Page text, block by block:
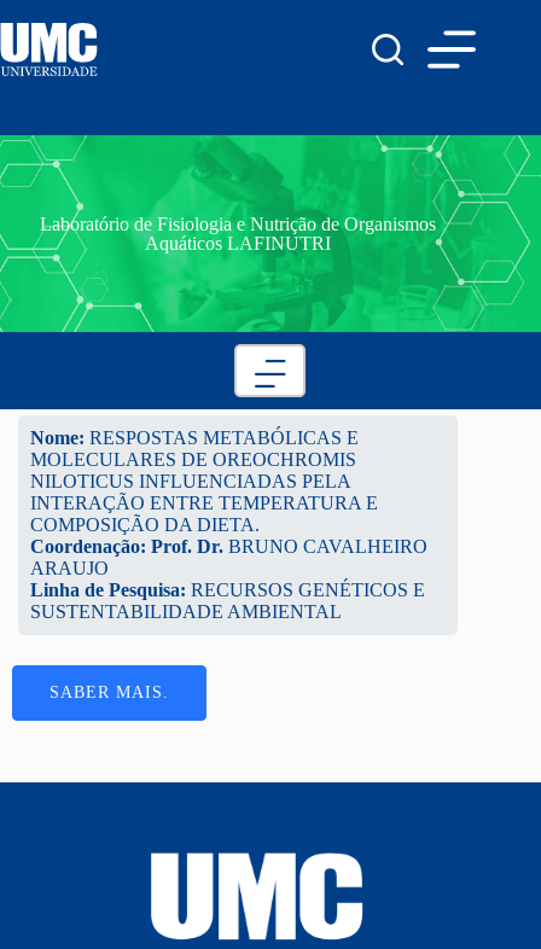
Laboratório de Fisiologia e Nutrição de Organismos
Aquáticos LAFINUTRI
Nome: RESPOSTAS METABÓLICAS E
MOLECULARES DE OREOCHROMIS
NILOTICUS INFLUENCIADAS PELA
INTERAÇÃO ENTRE TEMPERATURA E
COMPOSIÇÃO DA DIETA.
Coordenação: Prof. Dr. BRUNO CAVALHEIRO
ARAUJO
Linha de Pesquisa: RECURSOS GENÉTICOS E
SUSTENTABILIDADE AMBIENTAL
SABER MAIS.